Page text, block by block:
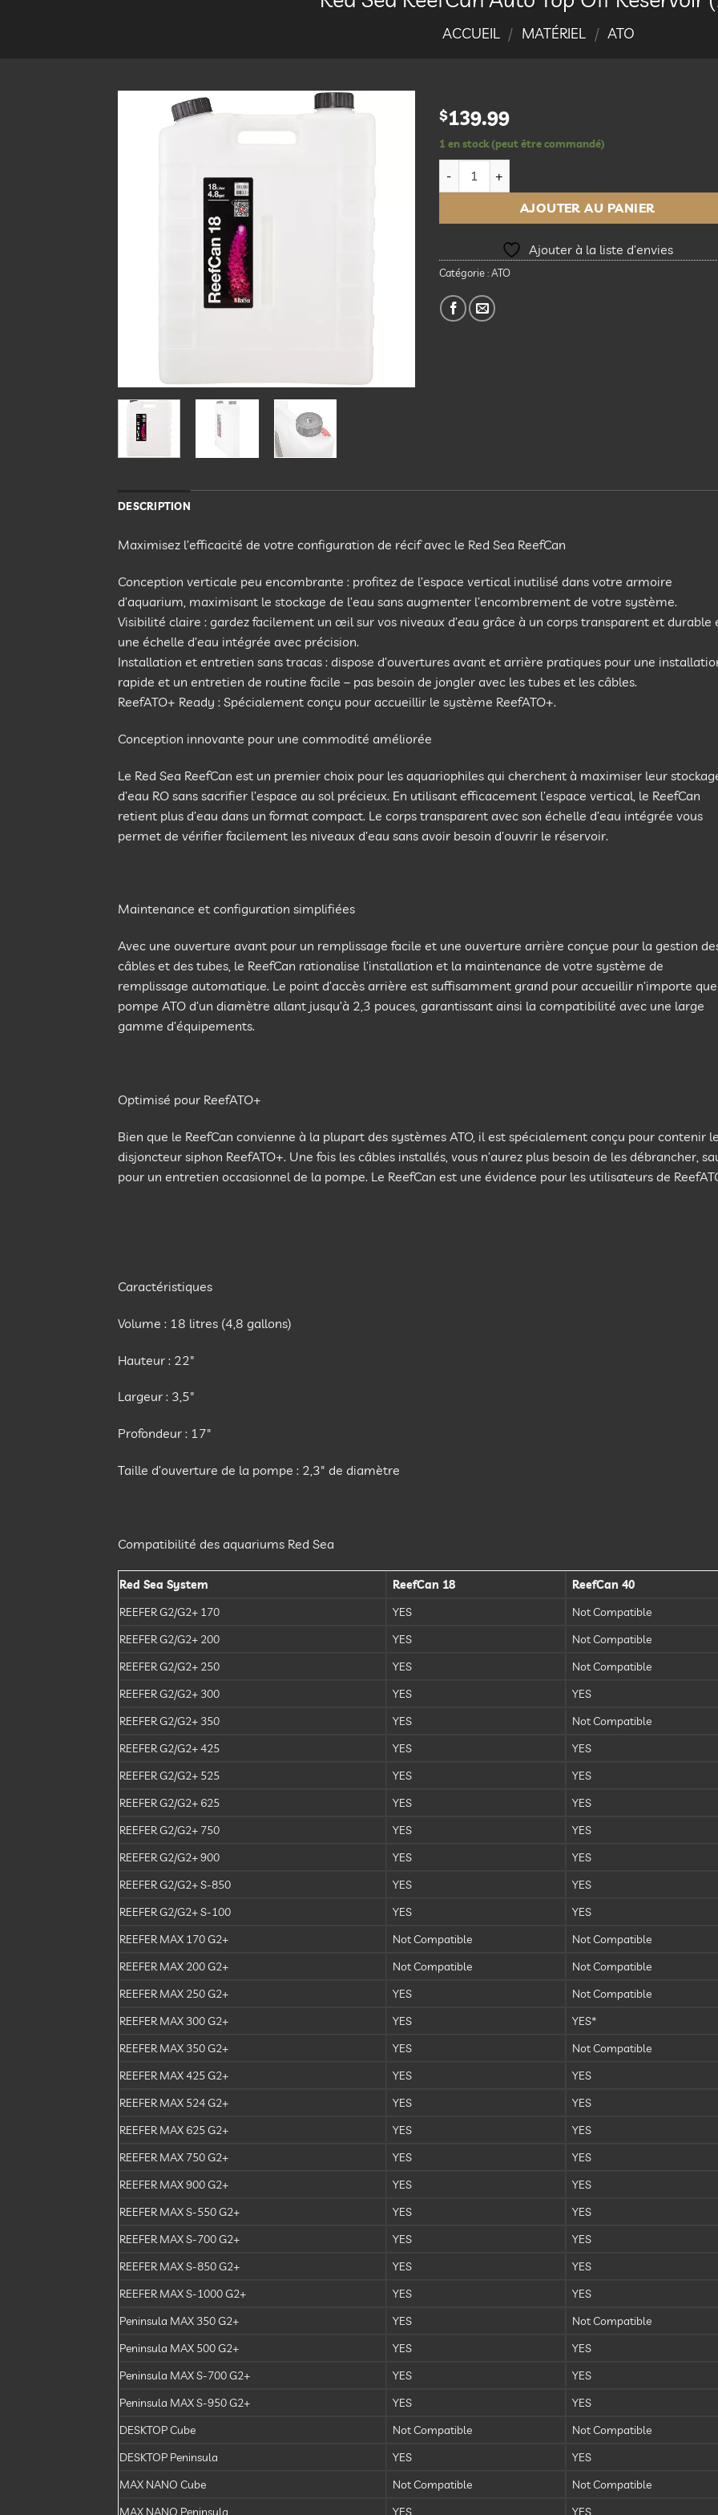
ACCUEIL / MATÉRIEL / ATO
$139.99
1 en stock (peut être commandé)
AJOUTER AU PANIER
Ajouter à la liste d’envies
Catégorie :ATO
DESCRIPTION
Maximisez l’efficacité de votre configuration de récif avec le Red Sea ReefCan
Conception verticale peu encombrante : profitez de l’espace vertical inutilisé dans votre armoire
d’aquarium, maximisant le stockage de l’eau sans augmenter l’encombrement de votre système.
Visibilité claire : gardez facilement un œil sur vos niveaux d’eau grâce à un corps transparent et durable
une échelle d’eau intégrée avec précision.
Installation et entretien sans tracas : dispose d’ouvertures avant et arrière pratiques pour une
rapide et un entretien de routine facile – pas besoin de jongler avec les tubes et les câbles.
ReefATO+ Ready : Spécialement conçu pour accueillir le système ReefATO+.
Conception innovante pour une commodité améliorée
Le Red Sea ReefCan est un premier choix pour les aquariophiles qui cherchent à maximiser leur
d’eau RO sans sacrifier l’espace au sol précieux. En utilisant efficacement l’espace vertical, le ReefCan
retient plus d’eau dans un format compact. Le corps transparent avec son échelle d’eau intégrée vous
permet de vérifier facilement les niveaux d’eau sans avoir besoin d’ouvrir le réservoir.
Maintenance et configuration simplifiées
Avec une ouverture avant pour un remplissage facile et une ouverture arrière conçue pour la gestion
câbles et des tubes, le ReefCan rationalise l’installation et la maintenance de votre système de
remplissage automatique. Le point d’accès arrière est suffisamment grand pour accueillir n’importe
pompe ATO d’un diamètre allant jusqu’à 2,3 pouces, garantissant ainsi la compatibilité avec une large
gamme d’équipements.
Optimisé pour ReefATO+
Bien que le ReefCan convienne à la plupart des systèmes ATO, il est spécialement conçu pour contenir le
disjoncteur siphon ReefATO+. Une fois les câbles installés, vous n’aurez plus besoin de les débrancher,
pour un entretien occasionnel de la pompe. Le ReefCan est une évidence pour les utilisateurs de
Caractéristiques
Volume : 18 litres (4,8 gallons)
Hauteur : 22″
Largeur : 3,5″
Profondeur : 17″
Taille d’ouverture de la pompe : 2,3″ de diamètre
Compatibilité des aquariums Red Sea
Red Sea System ReefCan 18
ReefCan 40
REEFER G2/G2+ 170
YES
Not Compatible
REEFER G2/G2+ 200
YES
Not Compatible
REEFER G2/G2+ 250
YES
Not Compatible
REEFER G2/G2+ 300
YES
YES
REEFER G2/G2+ 350
YES
Not Compatible
REEFER G2/G2+ 425
YES
YES
REEFER G2/G2+ 525
YES
YES
REEFER G2/G2+ 625
YES
YES
REEFER G2/G2+ 750
YES
YES
REEFER G2/G2+ 900
YES
YES
REEFER G2/G2+ S-850
YES
YES
REEFER G2/G2+ S-100
YES
YES
REEFER MAX 170 G2+
Not Compatible
Not Compatible
REEFER MAX 200 G2+
Not Compatible
Not Compatible
REEFER MAX 250 G2+
YES
Not Compatible
REEFER MAX 300 G2+
YES
YES*
REEFER MAX 350 G2+
YES
Not Compatible
REEFER MAX 425 G2+
YES
YES
REEFER MAX 524 G2+
YES
YES
REEFER MAX 625 G2+
YES
YES
REEFER MAX 750 G2+
YES
YES
REEFER MAX 900 G2+
YES
YES
REEFER MAX S-550 G2+
YES
YES
REEFER MAX S-700 G2+
YES
YES
REEFER MAX S-850 G2+
YES
YES
REEFER MAX S-1000 G2+
YES
YES
Peninsula MAX 350 G2+
YES
Not Compatible
Peninsula MAX 500 G2+
YES
YES
Peninsula MAX S-700 G2+
YES
YES
Peninsula MAX S-950 G2+
YES
YES
DESKTOP Cube
Not Compatible
Not Compatible
DESKTOP Peninsula
YES
YES
MAX NANO Cube
Not Compatible
Not Compatible
MAX NANO Peninsula
YES YES